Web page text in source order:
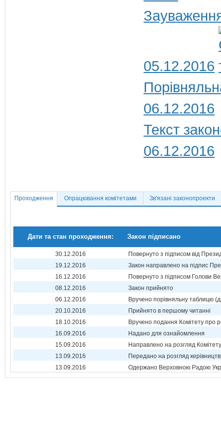
05.12.2016
06.12.2016
Текст
06.12.2016
Проходження Опрацювання комітетами Зв'язані законопроекти
Дати та стан проходження: Закон підписано
30.12.2016
Повернуто з підписом від
19.12.2016
Закон направлено на підпис
16.12.2016
Повернуто з підписом Голови
08.12.2016
Закон прийнято
06.12.2016
Вручено порівняльну таблицю
20.10.2016
Прийнято в першому читанні
18.10.2016
Вручено подання Комітету про
16.09.2016
Надано для ознайомлення
15.09.2016
Направлено на розгляд Комітету
13.09.2016
Передано на розгляд
13.09.2016
Одержано Верховною Радою